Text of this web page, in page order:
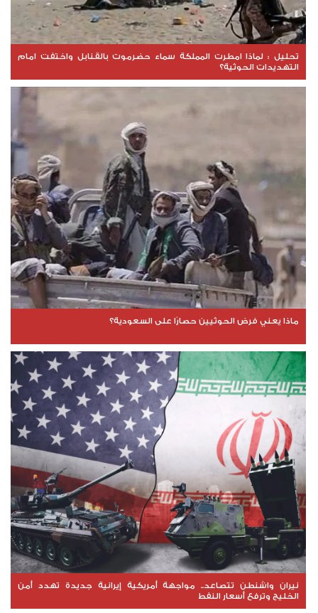
تحليل : لماذا امطرت المملكة سماء حضرموت بالقنابل واختفت امام
التهديدات الحوثية؟
ماذا يعني فرض الحوثيين حصارًا على السعودية؟
نيران واشنطن تتصاعد.. مواجهة أمريكية إيرانية جديدة تهدد أمن
الخليج وترفع أسعار النفط